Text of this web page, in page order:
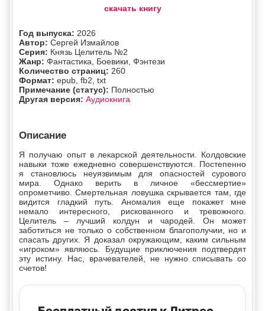
скачать книгу
Год выпуска: 2026
Автор: Сергей Измайлов
Серия: Князь Целитель №2
Жанр: Фантастика, Боевики, Фэнтези
Количество страниц: 260
Формат: epub, fb2, txt
Примечание (статус): Полностью
Другая версия: Аудиокнига
Описание
Я получаю опыт в лекарской деятельности. Колдовские
навыки тоже ежедневно совершенствуются. Постепенно
я становлюсь неуязвимым для опасностей сурового
мира. Однако верить в личное «бессмертие»
опрометчиво. Смертельная ловушка скрывается там, где
видится гладкий путь. Аномалия еще покажет мне
немало интересного, рискованного и тревожного.
Целитель – лучший колдун и чародей. Он может
заботиться не только о собственном благополучии, но и
спасать других. Я доказал окружающим, каким сильным
«игроком» являюсь. Будущие приключения подтвердят
эту истину. Нас, врачевателей, не нужно списывать со
счетов!